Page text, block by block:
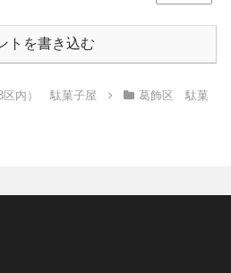
トを書き込む
区内） 駄菓子屋
葛飾区 駄菓